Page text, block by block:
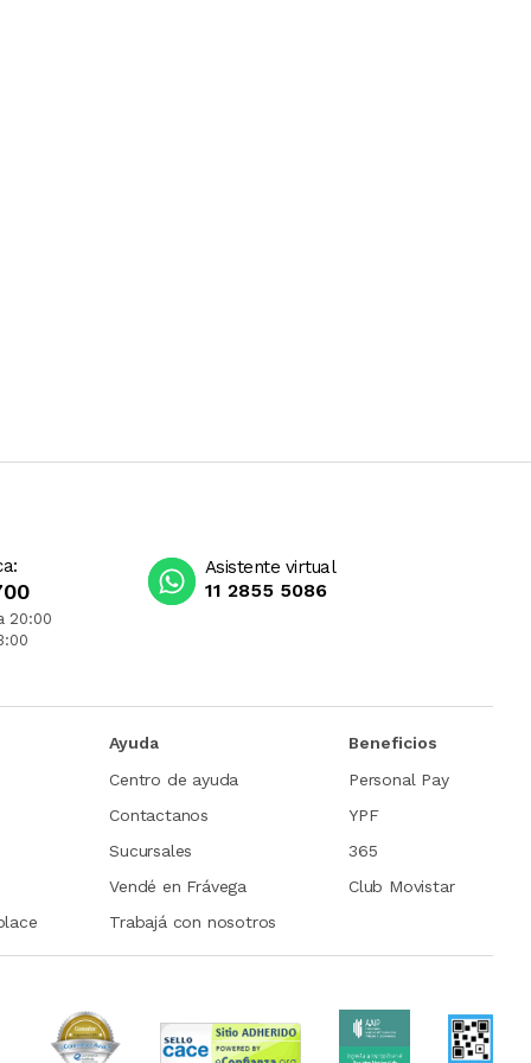
20:00
Asistente virtual
11 2855 5086
Ayuda
Centro de ayuda
Contactanos
Sucursales
Vendé en Frávega
Trabajá con nosotros
Beneficios
Personal Pay
YPF
365
Club Movistar